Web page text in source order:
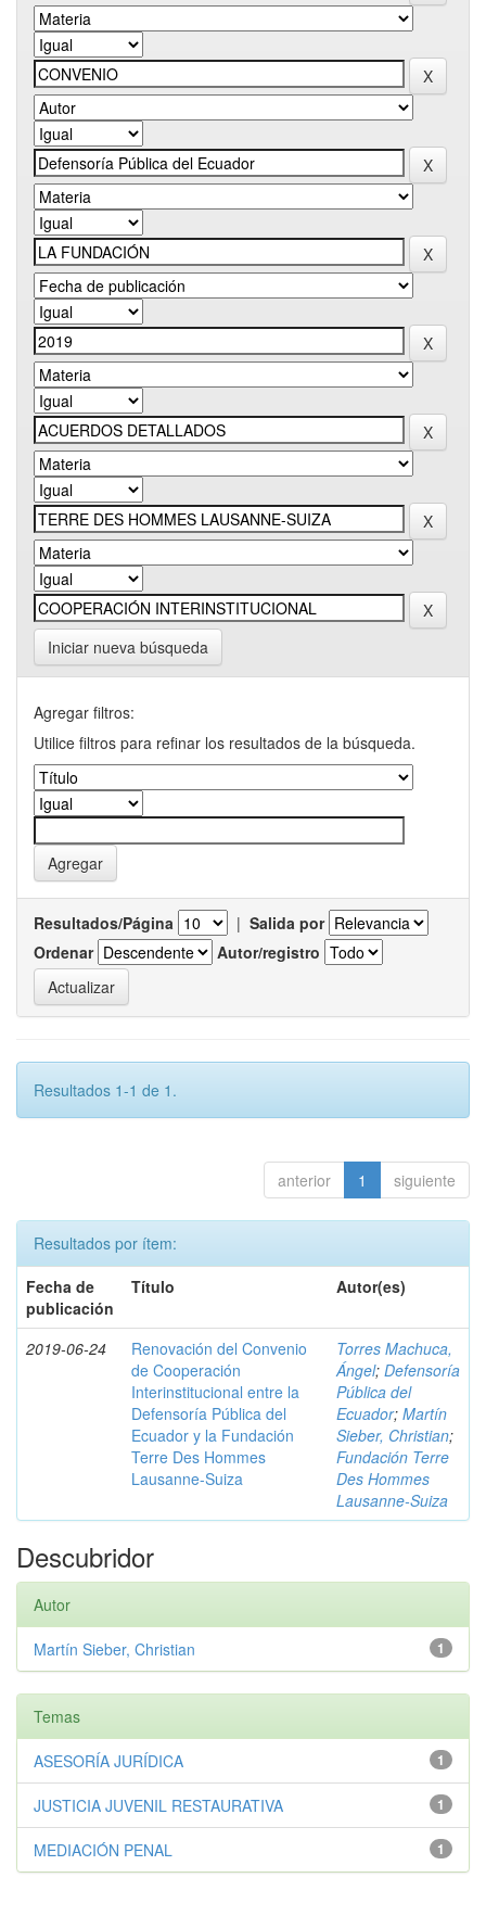
Iniciar nueva búsqueda
Agregar filtros:
Utilice filtros para refinar los resultados de la búsqueda.
Resultados/Página | Salida por
Ordenar
Autor/registro
Resultados 1-1 de 1.
anterior 1 siguiente
Resultados por ítem:
Fecha de
publicación
Título Autor(es)
2019-06-24
Renovación del Convenio
de Cooperación
Interinstitucional entre la
Defensoría Pública del
Ecuador y la Fundación
Terre Des Hommes
Lausanne-Suiza
Torres Machuca,
Ángel; Defensoría
Pública del
Ecuador; Martín
Sieber, Christian;
Fundación Terre
Des Hommes
Lausanne-Suiza
Descubridor
Autor
1
Martín Sieber, Christian
Temas
1
ASESORÍA JURÍDICA
1
JUSTICIA JUVENIL RESTAURATIVA
1
MEDIACIÓN PENAL